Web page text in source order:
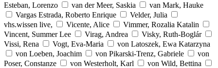
Esteban, Lorenzo
van der Meer, Saskia
van Mark, Hauke
Vargas Estrada, Roberto Enrique
Velder, Julia
vhs.wissen live,
Vicente, Alice
Vimmer, Rozalia Katalin
Vincent, Summer Lee
Virag, Andrea
Visky, Ruth-Boglár
Vissi, Rena
Vogt, Eva-Maria
von Latoszek, Ewa Katarzyna
von Loeben, Joachim
von Pikarski-Trenz, Gabriele
von
Poser, Constanze
von Westerholt, Karl
von Wild, Bettina